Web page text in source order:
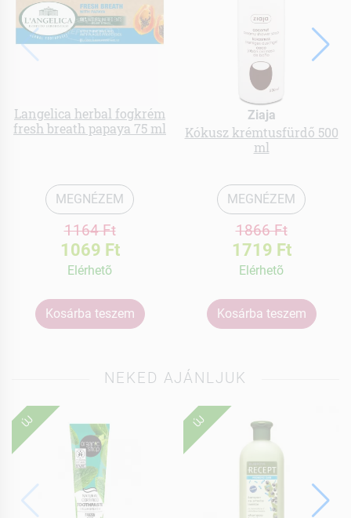
Langelica herbal fogkrém
fresh breath papaya 75 ml
MEGNÉZEM
1164 Ft
1069 Ft
Elérhetõ
Kosárba teszem
Ziaja
Kókusz krémtusfürdő 500
ml
MEGNÉZEM
1866 Ft
1719 Ft
Elérhetõ
Kosárba teszem
NEKED AJÁNLJUK
ÚJ ÚJ